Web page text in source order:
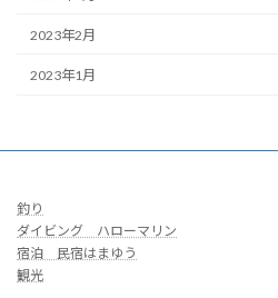
2023年2月
2023年1月
釣り
ダイビング ハローマリン
宿泊 民宿はまゆう
観光